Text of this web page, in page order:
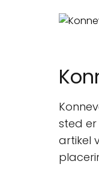
sted
artikel